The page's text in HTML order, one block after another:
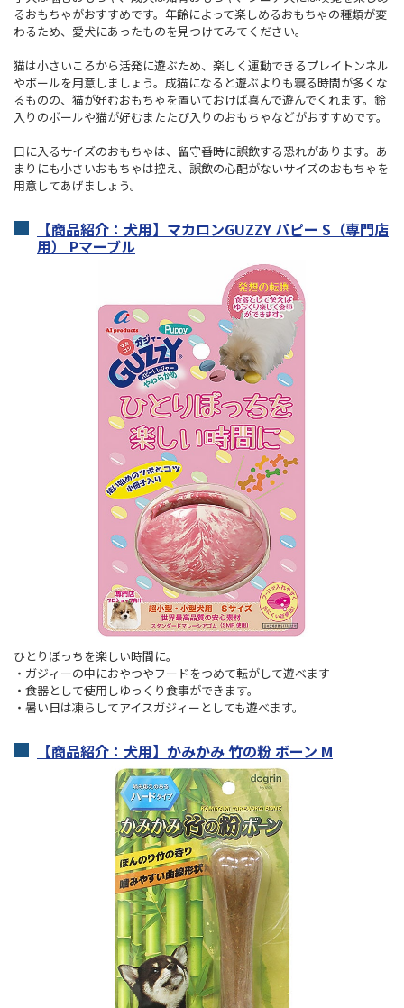
るおもちゃがおすすめです。年齢によって楽しめるおもちゃの種類が変
わるため、愛犬にあったものを見つけてみてください。
猫は小さいころから活発に遊ぶため、楽しく運動できるプレイトンネル
やボールを用意しましょう。成猫になると遊ぶよりも寝る時間が多くな
るものの、猫が好むおもちゃを置いておけば喜んで遊んでくれます。鈴
入りのボールや猫が好むまたたび入りのおもちゃなどがおすすめです。
口に入るサイズのおもちゃは、留守番時に誤飲する恐れがあります。あ
まりにも小さいおもちゃは控え、誤飲の心配がないサイズのおもちゃを
用意してあげましょう。
【商品紹介：犬用】マカロンGUZZY パピー S（専門店
用） Pマーブル
ひとりぼっちを楽しい時間に。
・ガジィーの中におやつやフードをつめて転がして遊べます
・食器として使用しゆっくり食事ができます。
・暑い日は凍らしてアイスガジィーとしても遊べます。
【商品紹介：犬用】かみかみ 竹の粉 ボーン M